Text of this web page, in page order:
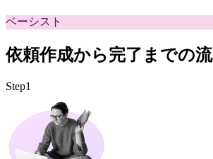
ベーシスト
依頼作成から完了までの
Step1